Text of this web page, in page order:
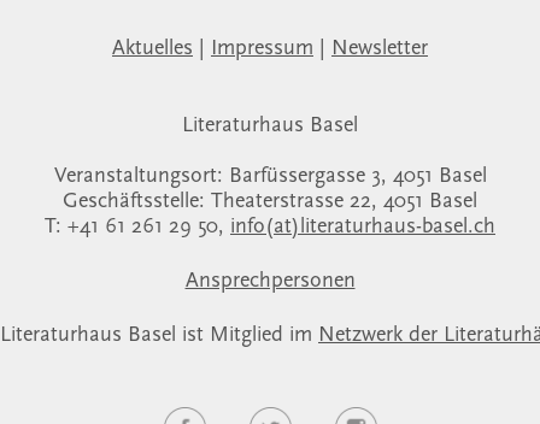
Aktuelles Impressum Newsletter
Literaturhaus Basel
Veranstaltungsort: Barfüssergasse 3, 4051 Basel
Geschäftsstelle: Theaterstrasse 22, 4051 Basel
T: +41 61 261 29 50, info(at)literaturhaus-basel.ch
Ansprechpersonen
Basel ist Mitglied im Netzwerk der